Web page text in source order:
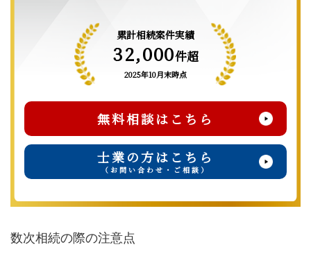
累計相続案件実績
32,000件超
2025年10月末時点
無料相談はこちら
士業の方はこちら
（お問い合わせ・ご相談）
数次相続の際の注意点